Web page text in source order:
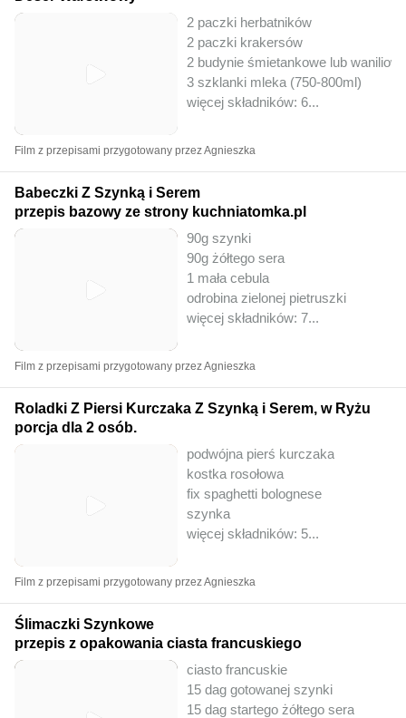
2 paczki herbatników
2 paczki krakersów
2 budynie śmietankowe lub
3 szklanki mleka (750-800ml)
więcej składników: 6...
Film z przepisami przygotowany przez Agnieszka
Babeczki Z Szynką i Serem
przepis bazowy ze strony kuchniatomka.pl
90g szynki
90g żółtego sera
1 mała cebula
odrobina zielonej pietruszki
więcej składników: 7...
Film z przepisami przygotowany przez Agnieszka
Roladki Z Piersi Kurczaka Z Szynką i Serem, w Ryżu
porcja dla 2 osób.
podwójna pierś kurczaka
kostka rosołowa
fix spaghetti bolognese
szynka
więcej składników: 5...
Film z przepisami przygotowany przez Agnieszka
Ślimaczki Szynkowe
przepis z opakowania ciasta francuskiego
ciasto francuskie
15 dag gotowanej szynki
15 dag startego żółtego sera